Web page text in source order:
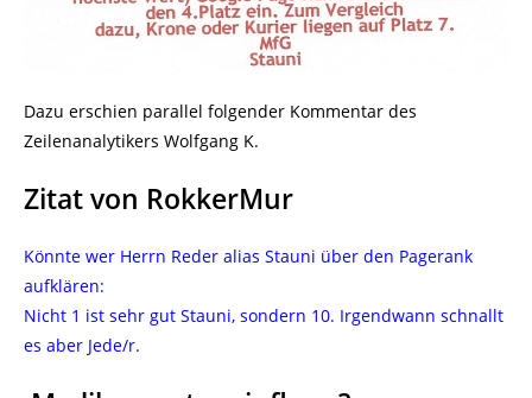
Dazu erschien parallel folgender Kommentar des
Zeilenanalytikers Wolfgang K.
Zitat von RokkerMur
Könnte wer Herrn Reder alias Stauni über den Pagerank
aufklären:
Nicht 1 ist sehr gut Stauni, sondern 10. Irgendwann schnallt
es aber Jede/r.